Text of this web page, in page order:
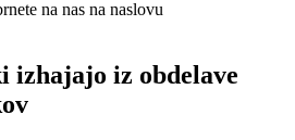
na nas na naslovu
izhajajo iz obdelave